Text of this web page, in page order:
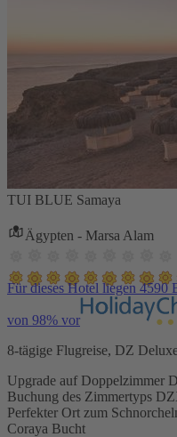
TUI BLUE Samaya
Ägypten - Marsa Alam
Für dieses Hotel liegen 4590
von 98% vor
8-tägige Flugreise, DZ
Upgrade auf Doppelzimmer
Buchung des Zimmertyps
Perfekter Ort zum
Coraya Bucht